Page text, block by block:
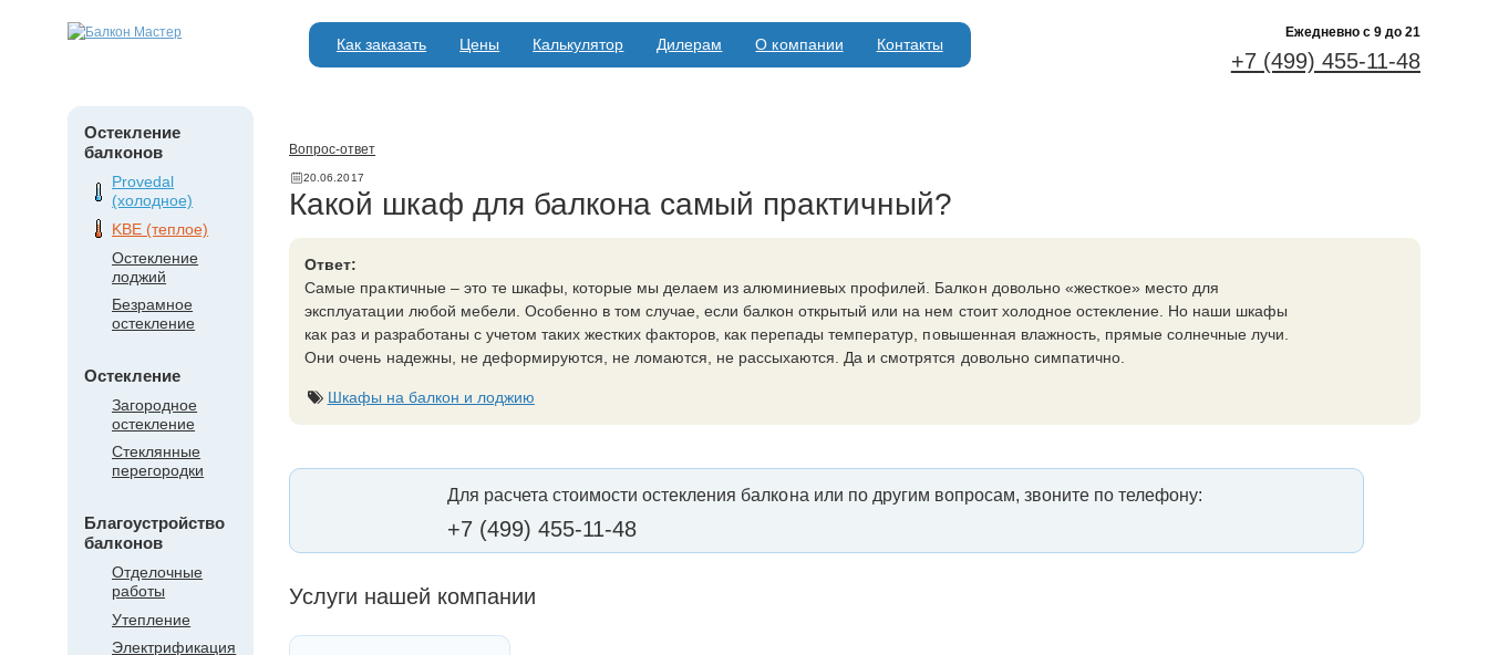
Как заказать Цены Калькулятор Дилерам О компании Контакты
Ежедневно c 9 до 21
+7 (499) 455-11-48
Остекление
балконов
Provedal
(холодное)
KBE (теплое)
Остекление
лоджий
Безрамное
остекление
Остекление
Загородное
остекление
Стеклянные
перегородки
Благоустройство
балконов
Отделочные
работы
Утепление
Электрификация
Вопрос-ответ
20.06.2017
Какой шкаф для балкона самый практичный?
Ответ:
Самые практичные – это те шкафы, которые мы делаем из алюминиевых профилей. Балкон довольно «жесткое» место для
эксплуатации любой мебели. Особенно в том случае, если балкон открытый или на нем стоит холодное остекление. Но наши шкафы
как раз и разработаны с учетом таких жестких факторов, как перепады температур, повышенная влажность, прямые солнечные лучи.
Они очень надежны, не деформируются, не ломаются, не рассыхаются. Да и смотрятся довольно симпатично.
Шкафы на балкон и лоджию
Для расчета стоимости остекления балкона или по другим вопросам, звоните по телефону:
+7 (499) 455-11-48
Услуги нашей компании